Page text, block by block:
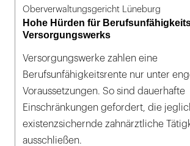
Oberverwaltungsgericht Lüneburg
Hohe Hürden für
Versorgungswerks
Versorgungswerke zahlen eine
Berufsunfähigkeitsrente nur unter
Voraussetzungen. So sind dauerhafte
Einschränkungen gefordert, die
existenzsichernde zahnärztliche
ausschließen.